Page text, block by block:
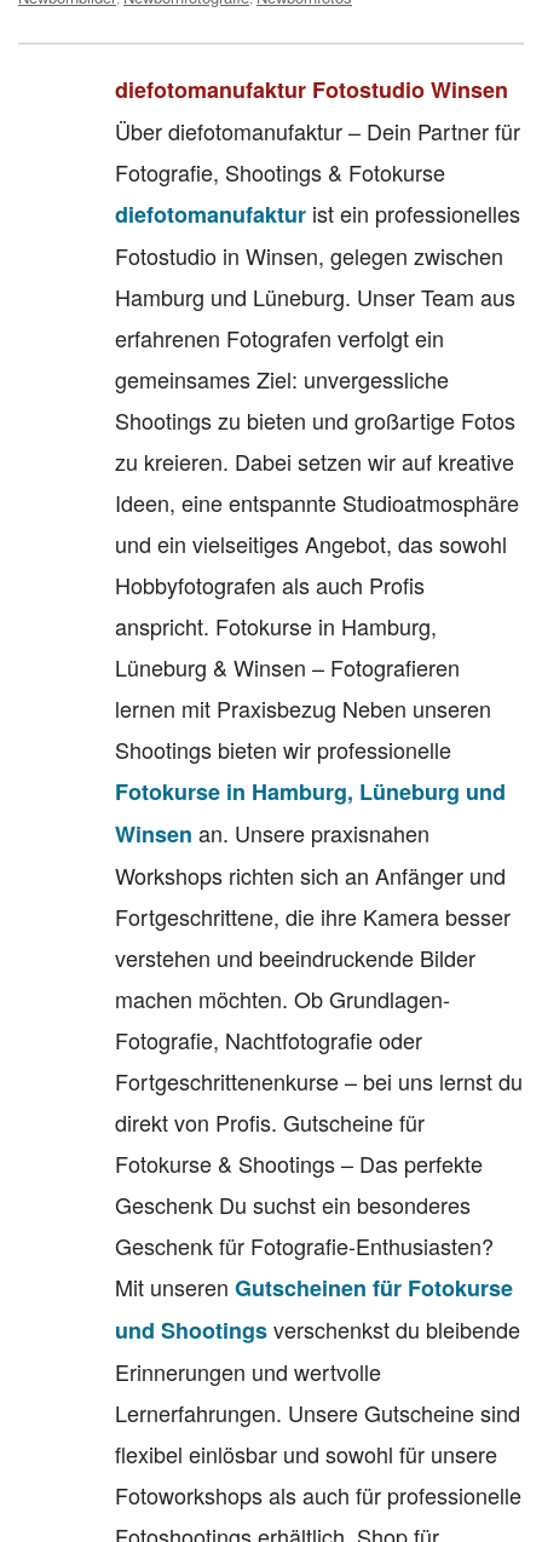
diefotomanufaktur Fotostudio Winsen
Über diefotomanufaktur – Dein Partner für
Fotografie, Shootings & Fotokurse
diefotomanufaktur ist ein professionelles
Fotostudio in Winsen, gelegen zwischen
Hamburg und Lüneburg. Unser Team aus
erfahrenen Fotografen verfolgt ein
gemeinsames Ziel: unvergessliche
Shootings zu bieten und großartige Fotos
zu kreieren. Dabei setzen wir auf kreative
Ideen, eine entspannte Studioatmosphäre
und ein vielseitiges Angebot, das sowohl
Hobbyfotografen als auch Profis
anspricht. Fotokurse in Hamburg,
Lüneburg & Winsen – Fotografieren
lernen mit Praxisbezug Neben unseren
Shootings bieten wir professionelle
Fotokurse in Hamburg, Lüneburg und
Winsen an. Unsere praxisnahen
Workshops richten sich an Anfänger und
Fortgeschrittene, die ihre Kamera besser
verstehen und beeindruckende Bilder
machen möchten. Ob Grundlagen-
Fotografie, Nachtfotografie oder
Fortgeschrittenenkurse – bei uns lernst du
direkt von Profis. Gutscheine für
Fotokurse & Shootings – Das perfekte
Geschenk Du suchst ein besonderes
Geschenk für Fotografie-Enthusiasten?
Mit unseren Gutscheinen für Fotokurse
und Shootingsverschenkst du bleibende
Erinnerungen und wertvolle
Lernerfahrungen. Unsere Gutscheine sind
flexibel einlösbar und sowohl für unsere
Fotoworkshops als auch für professionelle
Fotoshootings erhältlich. Shop für